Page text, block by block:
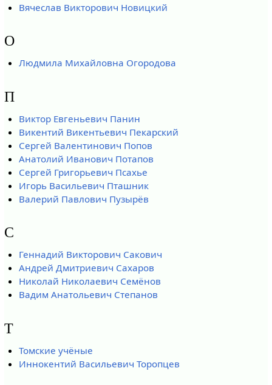
Вячеслав Викторович Новицкий
О
Людмила Михайловна Огородова
П
Виктор Евгеньевич Панин
Викентий Викентьевич Пекарский
Сергей Валентинович Попов
Анатолий Иванович Потапов
Сергей Григорьевич Псахье
Игорь Васильевич Пташник
Валерий Павлович Пузырёв
С
Геннадий Викторович Сакович
Андрей Дмитриевич Сахаров
Николай Николаевич Семёнов
Вадим Анатольевич Степанов
Т
Томские учёные
Иннокентий Васильевич Торопцев